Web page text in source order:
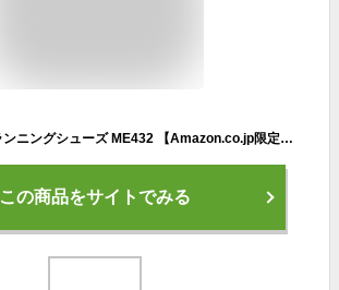
[ニューバランス] ランニングシューズ ME432 【Amazon.co.jp限定】 スニーカー 白 通学 軽量 メンズ BLACK(LK2) 26.5 cm 2E
この商品をサイトでみる